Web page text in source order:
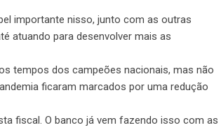
importante nisso, junto com as outras
atuando para desenvolver mais as
tempos dos campeões nacionais, mas não
ficaram marcados por uma redução
fiscal. O banco já vem fazendo isso com as